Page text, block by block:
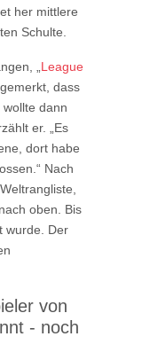
her mittlere
Schulte.
„League
dass
dann
er. „Es
dort habe
Nach
oben. Bis
wurde. Der
von
- noch